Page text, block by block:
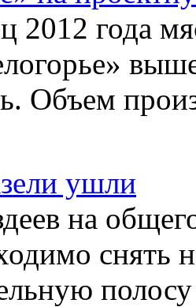
2012 года
Объем
ушли
на
снять